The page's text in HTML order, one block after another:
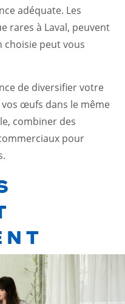
adéquate. Les
rares à Laval, peuvent
choisie peut vous
de diversifier votre
œufs dans le même
combiner des
pour